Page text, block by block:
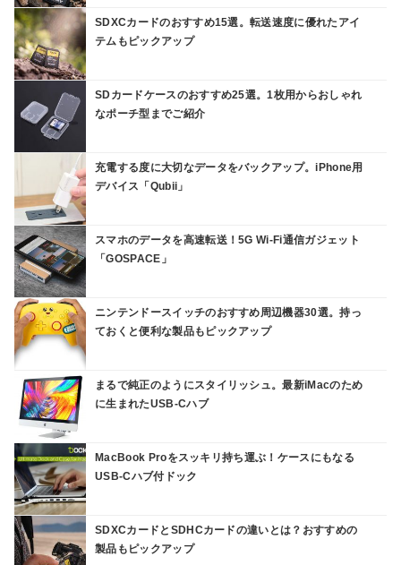
SDXCカードのおすすめ15選。転送速度に優れたアイ
テムもピックアップ
SDカードケースのおすすめ25選。1枚用からおしゃれ
なポーチ型までご紹介
充電する度に大切なデータをバックアップ。iPhone用
デバイス「Qubii」
スマホのデータを高速転送！5G Wi-Fi通信ガジェット
「GOSPACE」
ニンテンドースイッチのおすすめ周辺機器30選。持っ
ておくと便利な製品もピックアップ
まるで純正のようにスタイリッシュ。最新iMacのため
に生まれたUSB-Cハブ
MacBook Proをスッキリ持ち運ぶ！ケースにもなる
USB-Cハブ付ドック
SDXCカードとSDHCカードの違いとは？おすすめの
製品もピックアップ